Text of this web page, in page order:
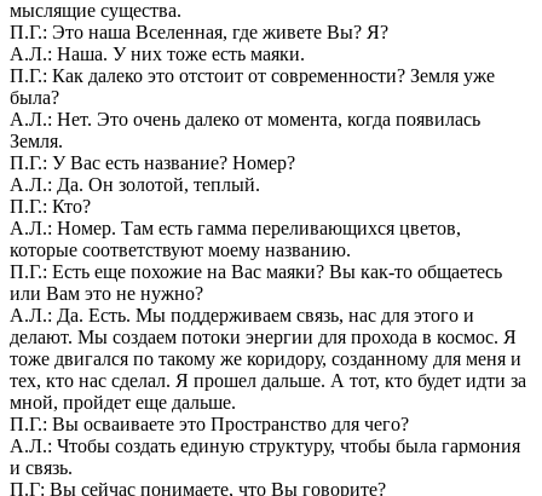
мыслящие существа.
П.Г.: Это наша Вселенная, где живете Вы? Я?
А.Л.: Наша. У них тоже есть маяки.
П.Г.: Как далеко это отстоит от современности? Земля уже
была?
А.Л.: Нет. Это очень далеко от момента, когда появилась
Земля.
П.Г.: У Вас есть название? Номер?
А.Л.: Да. Он золотой, теплый.
П.Г.: Кто?
А.Л.: Номер. Там есть гамма переливающихся цветов,
которые соответствуют моему названию.
П.Г.: Есть еще похожие на Вас маяки? Вы как-то общаетесь
или Вам это не нужно?
А.Л.: Да. Есть. Мы поддерживаем связь, нас для этого и
делают. Мы создаем потоки энергии для прохода в космос. Я
тоже двигался по такому же коридору, созданному для меня и
тех, кто нас сделал. Я прошел дальше. А тот, кто будет идти за
мной, пройдет еще дальше.
П.Г.: Вы осваиваете это Пространство для чего?
А.Л.: Чтобы создать единую структуру, чтобы была гармония
и связь.
П.Г: Вы сейчас понимаете, что Вы говорите?